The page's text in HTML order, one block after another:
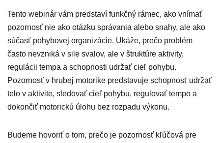
Tento webinár vám predstaví funkčný rámec, ako vnímať
pozornosť nie ako otázku správania alebo snahy, ale ako
súčasť pohybovej organizácie. Ukáže, prečo problém
často nevzniká v sile svalov, ale v štruktúre aktivity,
regulácii tempa a schopnosti udržať cieľ pohybu.
Pozornosť v hrubej motorike predstavuje schopnosť udržať
telo v aktivite, sledovať cieľ pohybu, regulovať tempo a
dokončiť motorickú úlohu bez rozpadu výkonu.
Budeme hovoriť o tom, prečo je pozornosť kľúčová pre